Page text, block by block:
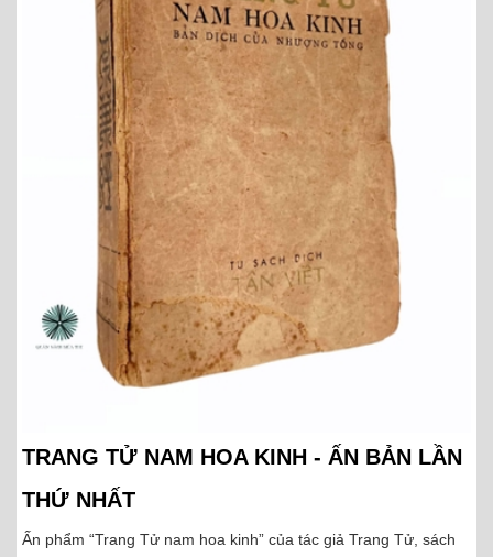
TRANG TỬ NAM HOA KINH - ẤN BẢN LẦN
THỨ NHẤT
Ấn phẩm “Trang Tử nam hoa kinh” của tác giả Trang Tử, sách